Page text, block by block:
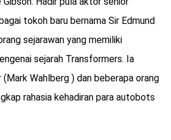
tokoh baru bernama Sir Edmund
sejarawan yang memiliki
sejarah Transformers. Ia
(Mark Wahlberg ) dan beberapa orang
rahasia kehadiran para autobots